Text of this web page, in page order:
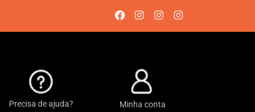
Precisa de ajuda? Minha conta